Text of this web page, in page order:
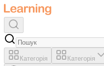
Категорія Категорія